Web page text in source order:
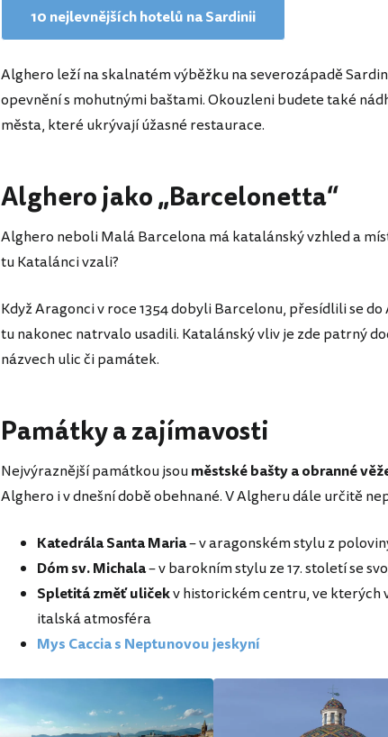
10 nejlevnějších hotelů na Sardinii
Alghero leží na skalnatém výběžku na severozápadě
opevnění s mohutnými baštami. Okouzleni budete také
města, které ukrývají úžasné restaurace.
Alghero jako „Barcelonetta“
Alghero neboli Malá Barcelona má katalánský vzhled a
tu Katalánci vzali?
Když Aragonci v roce 1354 dobyli Barcelonu, přesídlili se
tu nakonec natrvalo usadili. Katalánský vliv je zde patrný
názvech ulic či památek.
Památky a zajímavosti
Nejvýraznější památkou jsouměstské bašty a obranné
Alghero i v dnešní době obehnané. V Algheru dále určitě
KatedrálaSantaMaria– v aragonském stylu z
Dómsv.Michala– v barokním stylu ze 17. století se
Spletitázměťuličekv historickém centru, ve kterých
italská atmosféra
Mys Caccia s Neptunovou jeskyní